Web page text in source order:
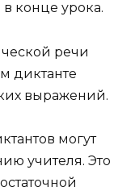
конце урока.
речи
диктанте
выражений.
могут
учителя. Это